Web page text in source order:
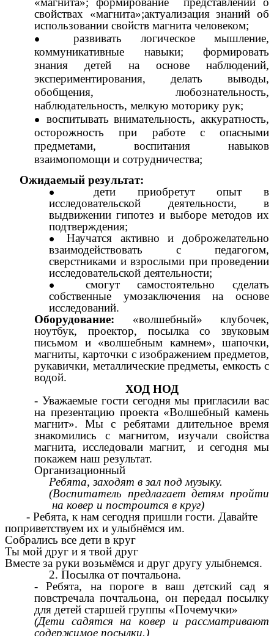
свойствах «магнита»;актуализация знаний об
использовании свойств магнита человеком;
развивать логическое мышление,
коммуникативные навыки; формировать
знания детей на основе наблюдений,
экспериментирования, делать выводы,
обобщения, любознательность,
наблюдательность, мелкую моторику рук;
воспитывать внимательность, аккуратность,
осторожность при работе с опасными
предметами, воспитания навыков
взаимопомощи и сотрудничества;
Ожидаемый результат:
дети приобретут опыт в
исследовательской деятельности, в
выдвижении гипотез и выборе методов их
подтверждения;
Научатся активно и доброжелательно
взаимодействовать с педагогом,
сверстниками и взрослыми при проведении
исследовательской деятельности;
смогут самостоятельно сделать
собственные умозаключения на основе
исследований.
Оборудование: «волшебный» клубочек,
ноутбук, проектор, посылка со звуковым
письмом и «волшебным камнем», шапочки,
магниты, карточки с изображением предметов,
рукавички, металлические предметы, емкость с
водой.
ХОД НОД
- Уважаемые гости сегодня мы пригласили вас
на презентацию проекта «Волшебный камень
магнит». Мы с ребятами длительное время
знакомились с магнитом, изучали свойства
магнита, исследовали магнит, и сегодня мы
покажем наш результат.
Организационный
Ребята, заходят в зал под музыку.
(Воспитатель предлагает детям пройти
на ковер и построится в круг)
- Ребята, к нам сегодня пришли гости. Давайте
поприветствуем их и улыбнёмся им.
Собрались все дети в круг
Ты мой друг и я твой друг
Вместе за руки возьмёмся и друг другу улыбнемся.
2. Посылка от почтальона.
- Ребята, на пороге в ваш детский сад я
повстречала почтальона, он передал посылку
для детей старшей группы «Почемучки»
(Дети садятся на ковер и рассматривают
содержимое посылки.)